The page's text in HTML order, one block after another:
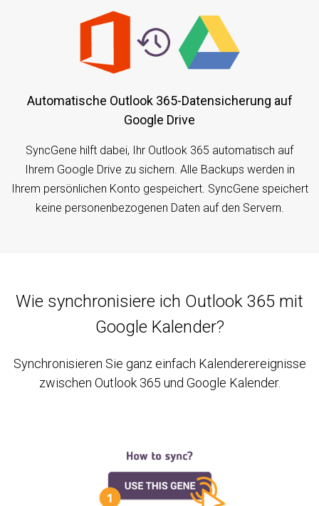
Automatische Outlook 365-Datensicherung auf
Google Drive
SyncGene hilft dabei, Ihr Outlook 365 automatisch auf
Ihrem Google Drive zu sichern. Alle Backups werden in
Ihrem persönlichen Konto gespeichert. SyncGene speichert
keine personenbezogenen Daten auf den Servern.
Wie synchronisiere ich Outlook 365 mit
Google Kalender?
Synchronisieren Sie ganz einfach Kalenderereignisse
zwischen Outlook 365 und Google Kalender.